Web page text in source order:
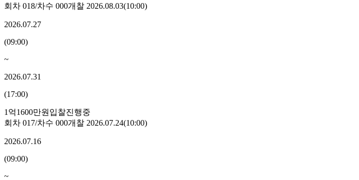
회차 018/차수 000개찰 2026.08.03(10:00)
2026.07.27
(09:00)
~
2026.07.31
(17:00)
1억1600만원 입찰진행중
회차 017/차수 000개찰 2026.07.24(10:00)
2026.07.16
(09:00)
~